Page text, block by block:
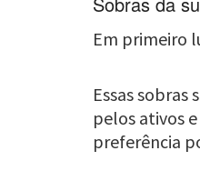
Em primeiro
Essas
pelos ativos
preferência